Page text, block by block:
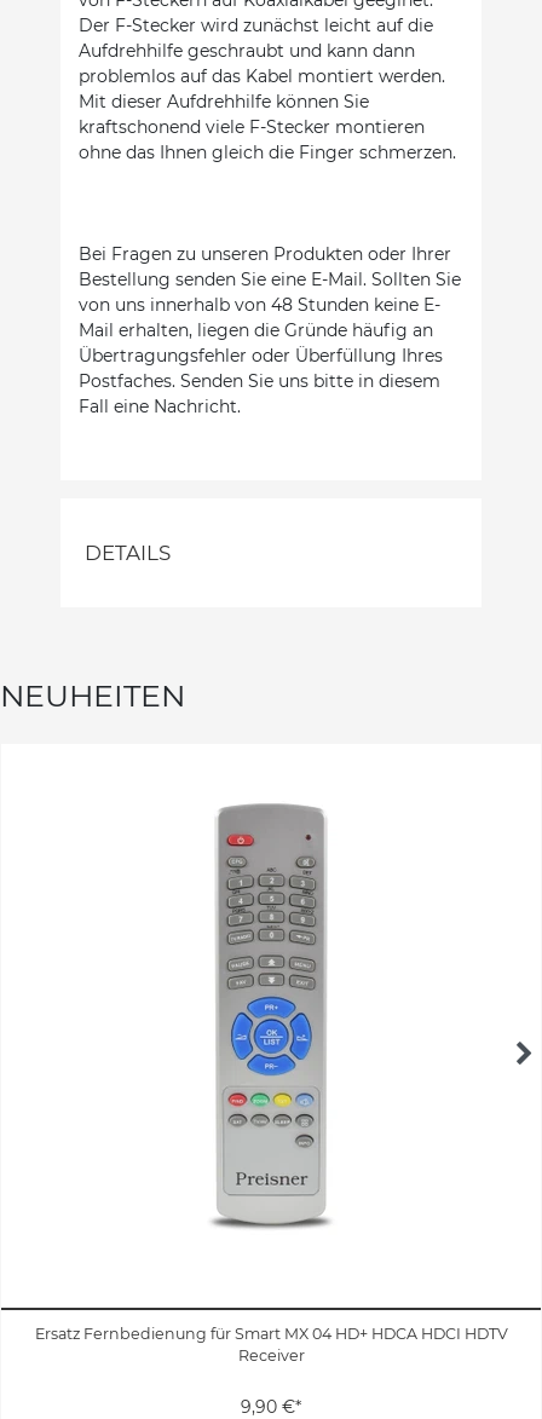
Der F-Stecker wird zunächst leicht auf die
Aufdrehhilfe geschraubt und kann dann
problemlos auf das Kabel montiert werden.
Mit dieser Aufdrehhilfe können Sie
kraftschonend viele F-Stecker montieren
ohne das Ihnen gleich die Finger schmerzen.
Bei Fragen zu unseren Produkten oder Ihrer
Bestellung senden Sie eine E-Mail. Sollten Sie
von uns innerhalb von 48 Stunden keine E-
Mail erhalten, liegen die Gründe häufig an
Übertragungsfehler oder Überfüllung Ihres
Postfaches. Senden Sie uns bitte in diesem
Fall eine Nachricht.
DETAILS
NEUHEITEN
Ersatz Fernbedienung für Smart MX 04 HD+ HDCA HDCI HDTV
Receiver
9,90 €*